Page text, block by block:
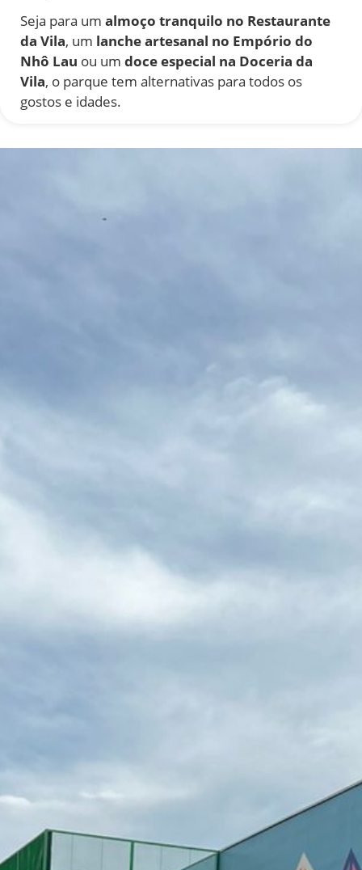
Seja para um almoço tranquilo no Restaurante
da Vila, um lanche artesanal no Empório do
Nhô Lau ou um doce especial na Doceria da
Vila, o parque tem alternativas para todos os
gostos e idades.